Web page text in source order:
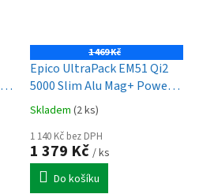
1 469 Kč
Epico UltraPack EM51 Qi2
5000 Slim Alu Mag+ Power
Bank - pouštní titanová
Skladem (2 ks)
1 140 Kč bez DPH
1 379 Kč / ks
Do košíku